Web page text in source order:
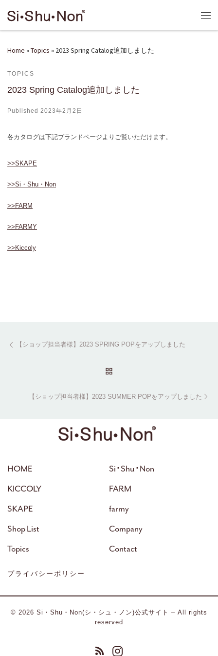
Skip to content
Home »Topics » 2023 Spring Catalog追加しました
TOPICS
2023 Spring Catalog追加しました
Published 2023年2月2日
各カタログは下記ブランドページよりご覧いただけます。
>>SKAPE
>>Si・Shu・ Non
>>FARM
>>FARMY
>>Kiccoly
【ショップ担当者様】2023 SPRING POPをアップしました
【ショップ担当者様】2023 SUMMER POPをアップしました
HOME
Si･Shu･Non
KICCOLY
FARM
SKAPE
farmy
Shop List
Company
Topics
Contact
プライバシーポリシー
© 2026 Si・Shu・Non(シ・シュ・ノン)公式サイト – All rights
reserved